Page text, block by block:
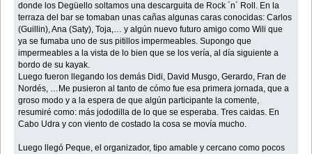
donde los Degüello soltamos una descarguita de Rock ´n´ Roll. En la
terraza del bar se tomaban unas cañas algunas caras conocidas: Carlos
(Guillin), Ana (Saty), Toja,… y algún nuevo futuro amigo como Wili que
ya se fumaba uno de sus pitillos impermeables. Supongo que
impermeables a la vista de lo bien que se los vería, al día siguiente a
bordo de su kayak.
Luego fueron llegando los demás Didi, David Musgo, Gerardo, Fran de
Nordés, …Me pusieron al tanto de cómo fue esa primera jornada, que a
groso modo y a la espera de que algún participante la comente,
resumiré como: más jododilla de lo que se esperaba. Tres caidas. En
Cabo Udra y con viento de costado la cosa se movía mucho.
Luego llegó Peque, el organizador, tipo amable y cercano como pocos